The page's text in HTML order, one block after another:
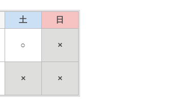
土 日
○ ×
× ×